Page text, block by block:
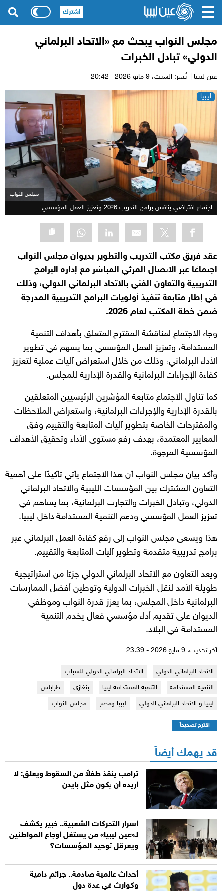
مجلس النواب يبحث مع «الاتحاد البرلماني
الدولي» تبادل الخبرات
عين ليبيا | نُشر: السبت،
ليبيا
مجلس النواب
اجتماع افتراضي يناقش برامج التدريب 2026 وتعزيز العمل المؤسسي
عقد فريق مكتب التدريب والتطوير بديوان مجلس النواب
اجتماعًا عبر الاتصال المرئي المباشر مع إدارة البرامج
التدريبية والتعاون الفني بالاتحاد البرلماني الدولي، وذلك
في إطار متابعة تنفيذ أولويات البرامج التدريبية المدرجة
ضمن خطة المكتب لعام 2026.
وجاء الاجتماع لمناقشة المقترح المتعلق بأهداف التنمية
المستدامة، وتعزيز العمل المؤسسي بما يسهم في تطوير
الأداء البرلماني، وذلك من خلال استعراض آليات عملية لتعزيز
كفاءة الإجراءات البرلمانية والقدرة الإدارية للمجلس.
كما تناول الاجتماع متابعة المؤشرين الرئيسيين المتعلقين
بالقدرة الإدارية والإجراءات البرلمانية، واستعراض الملاحظات
والمقترحات الخاصة بتطوير آليات المتابعة والتقييم وفق
المعايير المعتمدة، بهدف رفع مستوى الأداء وتحقيق الأهداف
المؤسسية المرجوة.
وأكد بيان مجلس النواب أن هذا الاجتماع يأتي تأكيدًا على أهمية
التعاون المشترك بين المؤسسات الليبية والاتحاد البرلماني
الدولي، وتبادل الخبرات والتجارب البرلمانية، بما يساهم في
تعزيز العمل المؤسسي ودعم التنمية المستدامة داخل ليبيا.
هذا ويسعى مجلس النواب إلى رفع كفاءة العمل البرلماني عبر
برامج تدريبية متقدمة وتطوير آليات المتابعة والتقييم.
ويعد التعاون مع الاتحاد البرلماني الدولي جزءًا من استراتيجية
طويلة الأمد لنقل الخبرات الدولية وتوطين أفضل الممارسات
البرلمانية داخل المجلس، بما يعزز قدرة النواب وموظفي
الديوان على تقديم أداء مؤسسي فعال يخدم التنمية
المستدامة في البلاد.
آخر تحديث: 9 مايو 2026 - 23:39
الاتحاد البرلماني الدولي
الاتحاد البرلماني الدولي للشباب
التنمية المستدامة
التنمية المستدامة ليبيا بنغازي
طرابلس
ليبيا و الاتحاد البرلماني الدولي
ليبيا ومصر مجلس النواب
اقترح تصحيحاً
قد يهمك أيضاً
ترامب ينقذ طفلاً من السقوط ويعلق: لا
أريده أن يكون مثل بايدن
أسرار التحركات الشعبية.. خبير يكشف
لـ«عين ليبيا» من يستغل أوجاع المواطنين
ويعرقل توحيد المؤسسات؟
أحداث عالمية صادمة.. جرائم دامية
وكوارث في عدة دول
اشترك